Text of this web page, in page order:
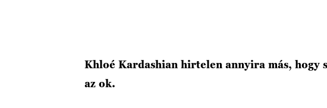
Khloé Kardashian hirtelen annyira más, hogy
az ok.